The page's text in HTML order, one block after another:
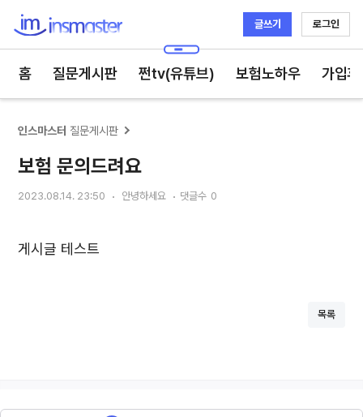
글쓰기 로그인
홈 질문게시판 쩐tv(유튜브) 보험노하우 가입
인스마스터 질문게시판
보험 문의드려요
2023.08.14. 23:50 안녕하세요 댓글수 0
게시글 테스트
목록